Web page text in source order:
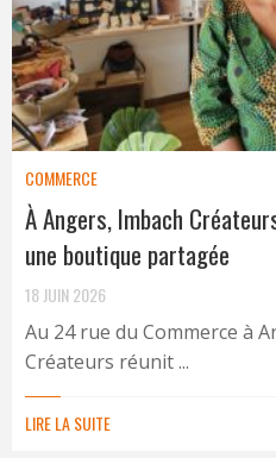
COMMERCE
À Angers, Imbach
une boutique partagée
18 JUIN 2026
Au 24 rue du Commerce à
Créateurs réunit ...
LIRE LA SUITE